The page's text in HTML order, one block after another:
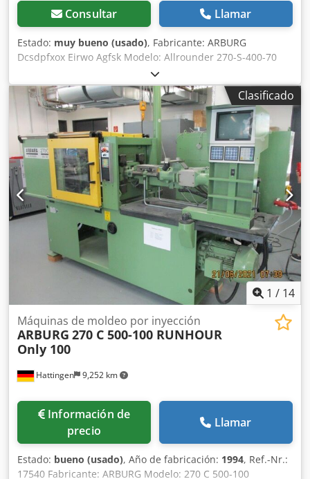
Consultar Llamar
Estado: muy bueno (usado), Fabricante: ARBURG
Dcsdpfxox Eirwo Agfsk Modelo: Allrounder 270-S-400-70
Año de fabricación: 2010 Número de serie: 214269 Sistema
de control: Sistema de control: Arburg Selogica Direct
Panel de operador: terminal de operador Armarios de
control: armarios completos de control y alimentación
Parámetros de la unidad de cierre: Fuerza de cierre: 400
kN Parámetros de la unidad de inyección: Diámetro del
husillo: 18 mm Sistema de manipulación de piezas:
Fabricante: ARBURG Tipo: Multilift Número de ejes: robot
extractor de 3 ejes Transporte de piezas moldeadas: Cinta
transportadora de ciclo – largo/ancho: 2.000 × 800 mm
Clasificado
1 / 14
Hattingen 9,252 km
Máquinas de moldeo por inyección
ARBURG 270 C 500-100 RUNHOUR
Only 100
Información de
precio
Llamar
Estado: bueno (usado), Año de fabricación: 1994, Ref.-Nr.:
17540 Fabricante: ARBURG Modelo: 270 C 500-100